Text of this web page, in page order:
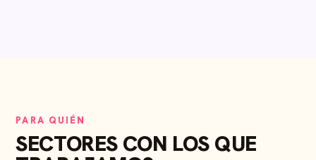
PARA QUIÉN
SECTORES CON LOS QUE